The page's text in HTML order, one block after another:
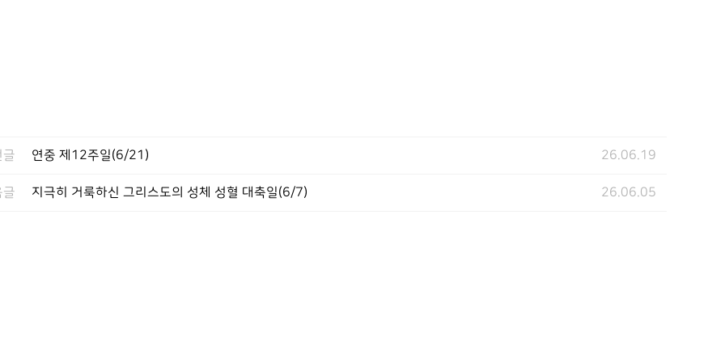
연중 제12주일(6/21) 26.06.19
지극히 거룩하신 그리스도의 성체 성혈 대축일(6/7) 26.06.05